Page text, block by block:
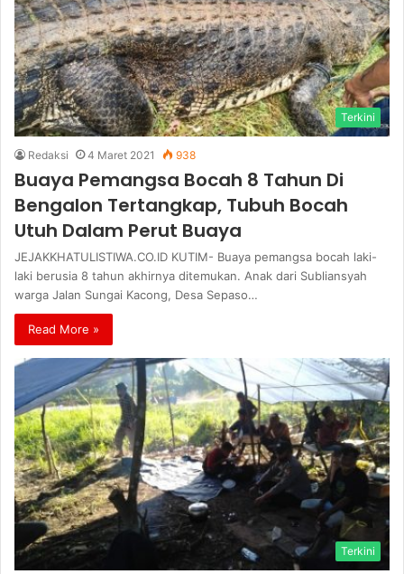
Terkini
Redaksi 4 Maret 2021 938
Buaya Pemangsa Bocah 8 Tahun Di
Bengalon Tertangkap, Tubuh Bocah
Utuh Dalam Perut Buaya
JEJAKKHATULISTIWA.CO.ID KUTIM- Buaya pemangsa bocah laki-
laki berusia 8 tahun akhirnya ditemukan. Anak dari Subliansyah
warga Jalan Sungai Kacong, Desa Sepaso…
Read More »
Terkini